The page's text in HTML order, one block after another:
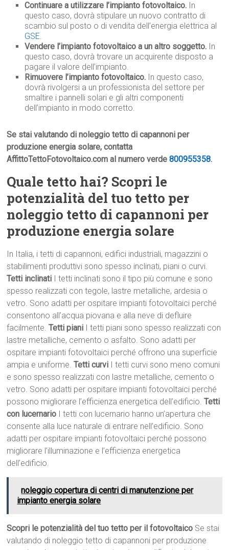
Continuare a utilizzare l’impianto fotovoltaico. In
questo caso, dovrà stipulare un nuovo contratto di
scambio sul posto o di vendita dell’energia elettrica al
GSE.
Vendere l’impianto fotovoltaico a un altro soggetto. In
questo caso, dovrà trovare un acquirente disposto a
pagare il valore dell’impianto.
Rimuovere l’impianto fotovoltaico. In questo caso,
dovrà rivolgersi a un professionista del settore per
smaltire i pannelli solari e gli altri componenti
dell’impianto in modo corretto.
Se stai valutando di noleggio tetto di capannoni per
produzione energia solare, contatta
AffittoTettoFotovoltaico.com al numero verde800955358.
Quale tetto hai? Scopri le
potenzialità del tuo tetto per
noleggio tetto di capannoni per
produzione energia solare
In Italia, i tetti di capannoni, edifici industriali, magazzini o
stabilimenti produttivi sono spesso inclinati, piani o curvi.
Tetti inclinati I tetti inclinati sono il tipo più comune e sono
spesso realizzati con tegole, lastre metalliche, ardesia o
vetro. Sono adatti per ospitare impianti fotovoltaici perché
consentono all’acqua piovana e alla neve di defluire
facilmente.Tetti piani I tetti piani sono spesso realizzati con
lastre metalliche, cemento o asfalto. Sono adatti per
ospitare impianti fotovoltaici perché offrono una superficie
ampia e uniforme.Tetti curvi I tetti curvi sono meno comuni
e sono spesso realizzati con lastre metalliche, cemento o
vetro. Sono adatti per ospitare impianti fotovoltaici perché
possono migliorare l’efficienza energetica dell’edificio.Tetti
con lucernario I tetti con lucernario hanno un’apertura che
consente alla luce naturale di entrare nell’edificio. Sono
adatti per ospitare impianti fotovoltaici perché possono
migliorare l’illuminazione e l’efficienza energetica
dell’edificio.
noleggio copertura di centri di manutenzione per
impianto energia solare
Scopri le potenzialità del tuo tetto per il fotovoltaico Se stai
valutando di noleggio tetto di capannoni per produzione